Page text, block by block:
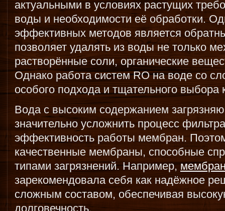
актуальными в условиях растущих
воды и необходимости её обработки.
эффективных методов является
позволяет удалять из воды не только
растворённые соли, органические
Однако работа систем RO на воде со
особого подхода и тщательного выбора
Вода с высоким содержанием
значительно усложнить процесс
эффективность работы мембран.
качественные мембраны, способные
типами загрязнений. Например,
зарекомендовала себя как надёжное
сложным составом, обеспечивая
долговечность.